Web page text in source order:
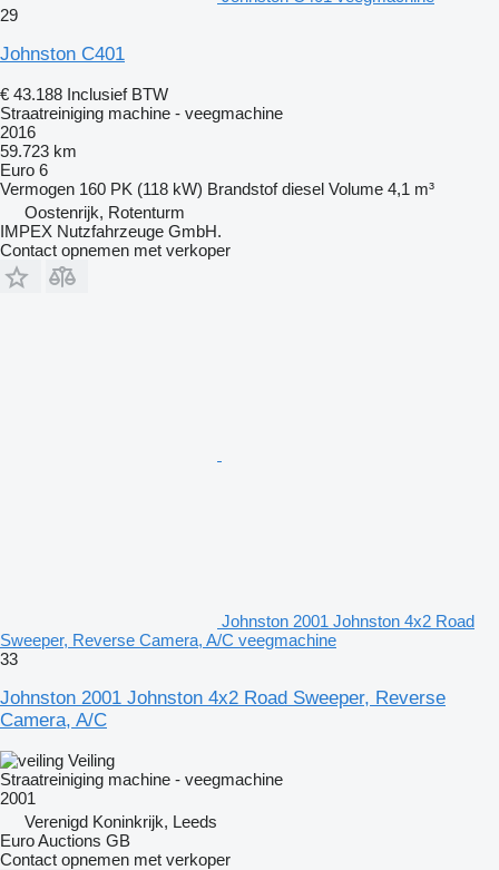
29
Johnston C401
€ 43.188 Inclusief BTW
Straatreiniging machine - veegmachine
2016
59.723 km
Euro 6
Vermogen 160 PK (118 kW) Brandstof diesel Volume 4,1 m³
Oostenrijk, Rotenturm
IMPEX Nutzfahrzeuge GmbH.
Contact opnemen met verkoper
Johnston 2001 Johnston 4x2 Road
Sweeper, Reverse Camera, A/C veegmachine
33
Johnston 2001 Johnston 4x2 Road Sweeper, Reverse
Camera, A/C
Veiling
Straatreiniging machine - veegmachine
2001
Verenigd Koninkrijk, Leeds
Euro Auctions GB
Contact opnemen met verkoper